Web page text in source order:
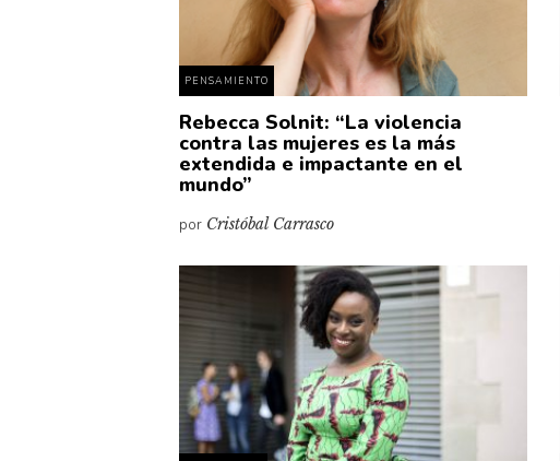
PENSAMIENTO
Rebecca Solnit: “La violencia
contra las mujeres es la más
extendida e impactante en el
mundo”
por Cristóbal Carrasco